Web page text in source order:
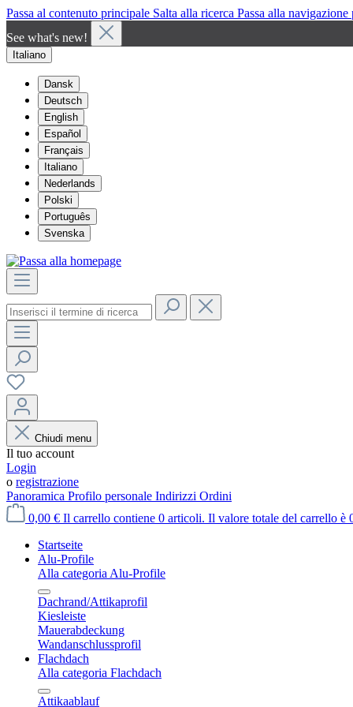
Passa al contenuto principale Salta alla ricerca Passa alla
See what's new!
Italiano
Dansk
Deutsch
English
Español
Français
Italiano
Nederlands
Polski
Português
Svenska
Chiudi menu
Il tuo account
Login
o registrazione
Panoramica Profilo personale Indirizzi Ordini
0,00 € Il carrello contiene 0 articoli. Il valore totale del carrello è
Startseite
Alu-Profile
Alla categoria Alu-Profile
Dachrand/Attikaprofil
Kiesleiste
Mauerabdeckung
Wandanschlussprofil
Flachdach
Alla categoria Flachdach
Attikaablauf